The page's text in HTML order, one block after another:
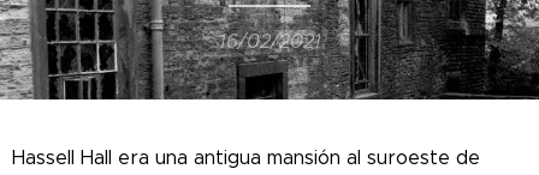
16/02/2021
Hassell Hall era una antigua mansión al suroeste de